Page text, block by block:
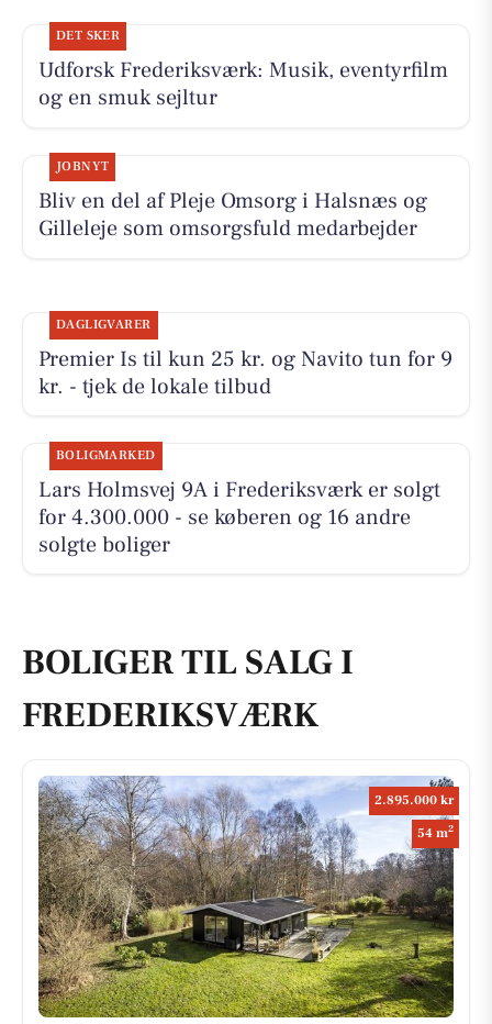
DET SKER
Udforsk Frederiksværk: Musik, eventyrfilm
og en smuk sejltur
JOBNYT
Bliv en del af Pleje Omsorg i Halsnæs og
Gilleleje som omsorgsfuld medarbejder
DAGLIGVARER
Premier Is til kun 25 kr. og Navito tun for 9
kr. - tjek de lokale tilbud
BOLIGMARKED
Lars Holmsvej 9A i Frederiksværk er solgt
for 4.300.000 - se køberen og 16 andre
solgte boliger
BOLIGER TIL SALG I
FREDERIKSVÆRK
2.895.000 kr
54 m2